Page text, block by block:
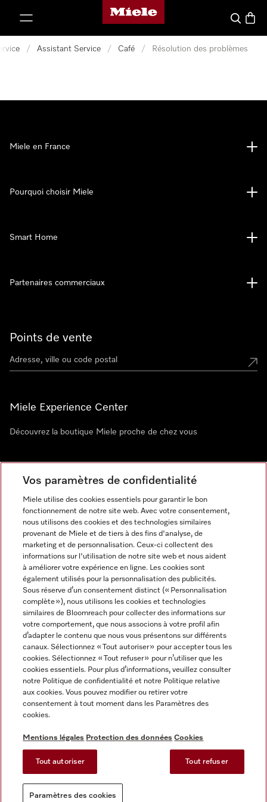
Page d'accueil Miele
Search
/ Assistant Service / Café / Résolution des problèmes
Points de vente
Miele Experience Center
Découvrez la boutique Miele proche de chez vous
Newsletter
Miele en France
Pourquoi choisir Miele
Smart Home
Partenaires commerciaux
Mentions légales
CGV
Protection des données
Conditions d'utilisation
Reglement sur les services numeriques
Paramètres des cookies
Miele sur Instagram
Miele sur Facebook
Miele sur Youtube
Vos paramètres de confidentialité
Miele utilise des cookies essentiels pour garantir le bon
fonctionnement de notre site web. Avec votre consentement,
nous utilisons des cookies et des technologies similaires
provenant de Miele et de tiers à des fins d'analyse, de
marketing et de personnalisation. Ceux-ci collectent des
informations sur l'utilisation de notre site web et nous aident
à améliorer votre expérience en ligne. Les cookies sont
également utilisés pour la personnalisation des publicités.
Sous réserve d’un consentement distinct (« Personnalisation
complète »), nous utilisons les cookies et technologies
similaires de Bloomreach pour collecter des informations sur
votre comportement, que nous associons à votre profil afin
d’adapter le contenu que nous vous présentons sur différents
canaux. Sélectionnez « Tout autoriser » pour accepter tous les
cookies. Sélectionnez « Tout refuser » pour n’utiliser que les
cookies essentiels. Pour plus d’informations, veuillez consulter
notre Politique de confidentialité et notre Politique relative
aux cookies. Vous pouvez modifier ou retirer votre
consentement à tout moment dans les Paramètres des
cookies.
Mentions légales Protection des données Cookies
Tout autoriser Tout refuser
Paramètres des cookies